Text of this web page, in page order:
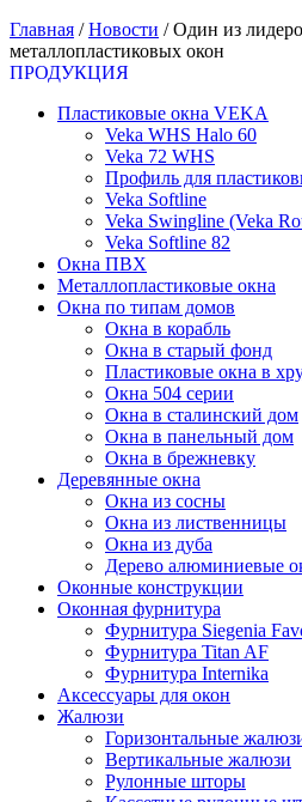
Главная /Новости /Один из
металлопластиковых окон
ПРОДУКЦИЯ
Пластиковые окна VEKA
Veka WHS Halo 60
Veka 72 WHS
Профиль для
Veka Softline
Veka Swingline (Veka
Veka Softline 82
Окна ПВХ
Металлопластиковые окна
Окна по типам домов
Окна в корабль
Окна в старый фонд
Пластиковые окна в
Окна 504 серии
Окна в сталинский дом
Окна в панельный дом
Окна в брежневку
Деревянные окна
Окна из сосны
Окна из лиственницы
Окна из дуба
Дерево алюминиевые
Оконные конструкции
Оконная фурнитура
Фурнитура Siegenia
Фурнитура Titan AF
Фурнитура Internika
Аксессуары для окон
Жалюзи
Горизонтальные
Вертикальные жалюзи
Рулонные шторы